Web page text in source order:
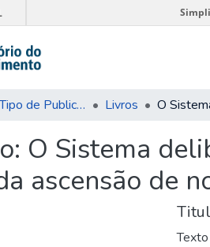
Navegar por Tipo de Publicação Livros
O Sistema
ascensão de